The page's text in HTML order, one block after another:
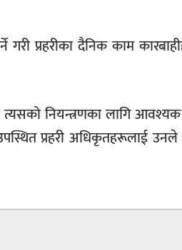
गरी प्रहरीका दैनिक काम
नियन्त्रणका लागि
प्रहरी अधिकृतहरूलाई उनले